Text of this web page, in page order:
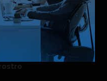
plegable compacto
con más
e IA
iniciar sesión con